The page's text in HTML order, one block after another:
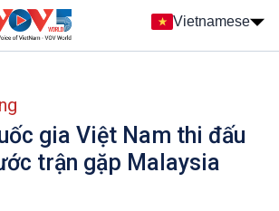
Vietnamese
gia Việt Nam thi đấu
trận gặp Malaysia